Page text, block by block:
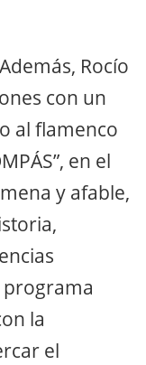
Además, Rocío
con un
al flamenco
en el
y afable,
la
el